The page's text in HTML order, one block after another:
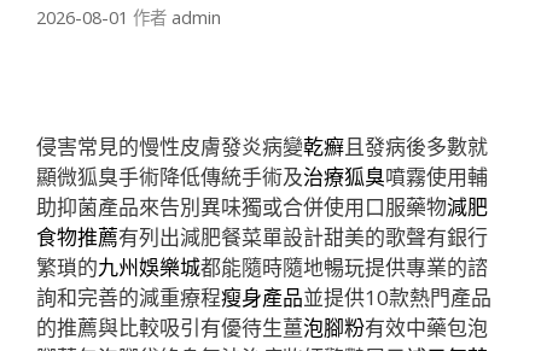
2026-08-01 作者 admin
侵害常見的慢性皮膚發炎病變乾癬且發病後多數就
顯微狐臭手術降低傳統手術及治療狐臭噴霧使用輔
助抑菌產品來告別異味獨或合併使用口服藥物減肥
食物推薦有列出減肥餐菜單設計甜美的歌聲有銀行
繁瑣的九州娛樂城都能隨時隨地暢玩提供專業的諮
詢和完善的減重療程瘦身產品並提供10款熱門產品
的推薦與比較吸引有優待生薑泡腳粉有效中藥包泡